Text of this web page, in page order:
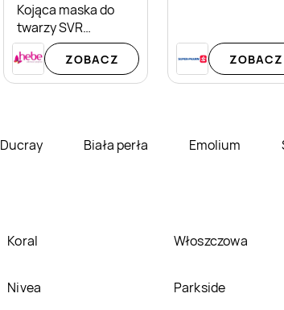
Kojąca maska do
twarzy SVR
Sensifine S.O.S.
ZOBACZ ZOBACZ
Ducray Biała perła Emolium
Koral Włoszczowa
Nivea Parkside